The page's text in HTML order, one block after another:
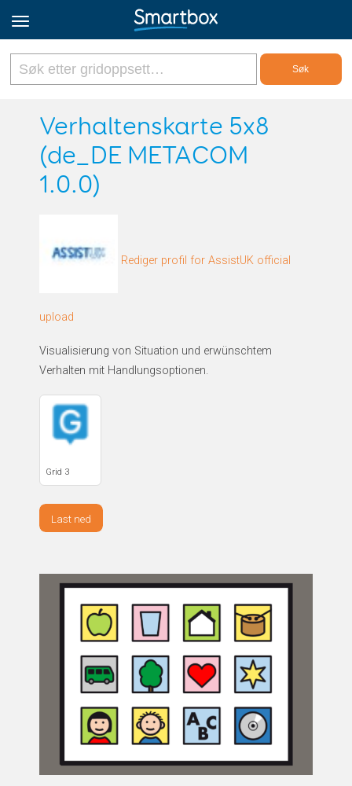
Online Grids
Logg inn
Norsk
Verhaltenskarte 5x8
(de_DE METACOM
1.0.0)
Rediger profil for AssistUK official
upload
Visualisierung von Situation und erwünschtem
Verhalten mit Handlungsoptionen.
Grid 3
Last ned